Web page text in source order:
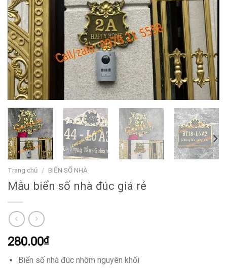
Trang chủ / BIỂN SỐ NHÀ
Mẫu biển số nhà đúc giá rẻ
280.00₫
Biển số nhà đúc nhôm nguyên khối